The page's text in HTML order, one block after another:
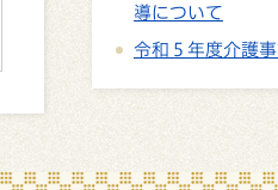
導について
令和５年度介護